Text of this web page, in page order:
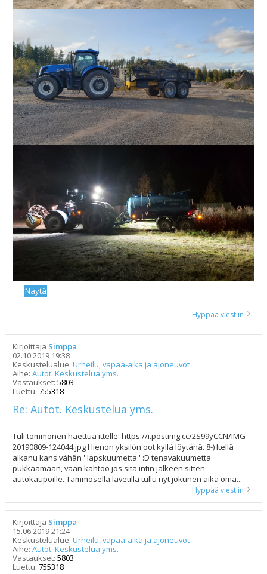
Hyppää viestiin
Kirjoittaja Simppa
02.10.2019 19:38
Keskustelualue: Urheilu, vapaa-aika ja ajoneuvot
Aihe: Autot. Keskustelua yms.
Vastaukset: 5803
Luettu: 755318
Re: Autot. Keskustelua yms.
Tuli tommonen haettua ittelle. https://i.postimg.cc/2S99yCCN/IMG-
20190809-124044.jpg Hienon yksilön oot kyllä löytänä. 8-) Itellä
alkanu kans vähän ''lapskuumetta'' :D tenavakuumetta
pukkaamaan, vaan kahtoo jos sitä intin jälkeen sitten
autokaupoille. Tämmösellä lavetilla tullu nyt jokunen aika oma...
Hyppää viestiin
Kirjoittaja Simppa
15.06.2019 21:24
Keskustelualue: Urheilu, vapaa-aika ja ajoneuvot
Aihe: Autot. Keskustelua yms.
Vastaukset: 5803
Luettu: 755318